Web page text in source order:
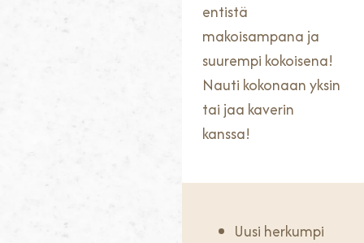
entistä
makoisampana ja
suurempi kokoisena!
Nauti kokonaan yksin
tai jaa kaverin
kanssa!
Uusi herkumpi